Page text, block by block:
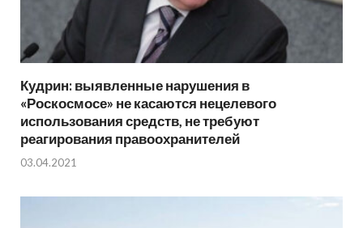
Кудрин: выявленные нарушения в
«Роскосмосе» не касаются нецелевого
использования средств, не требуют
реагирования правоохранителей
03.04.2021